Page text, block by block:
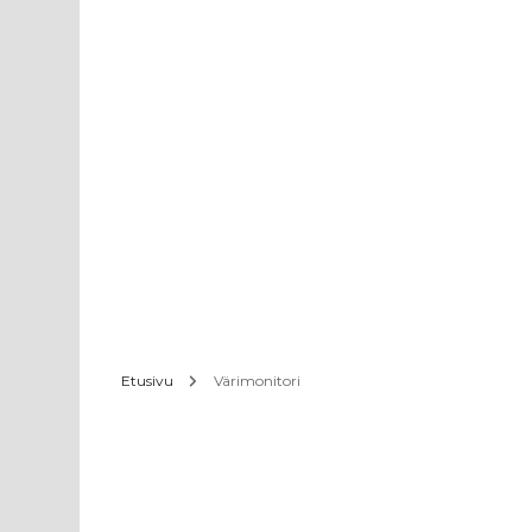
Etusivu Värimonitori